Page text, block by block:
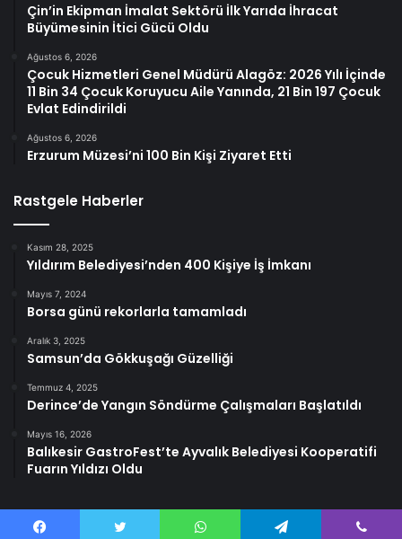
Çin’in Ekipman İmalat Sektörü İlk Yarıda İhracat
Büyümesinin İtici Gücü Oldu
Ağustos 6, 2026
Çocuk Hizmetleri Genel Müdürü Alagöz: 2026 Yılı İçinde
11 Bin 34 Çocuk Koruyucu Aile Yanında, 21 Bin 197 Çocuk
Evlat Edindirildi
Ağustos 6, 2026
Erzurum Müzesi’ni 100 Bin Kişi Ziyaret Etti
Rastgele Haberler
Kasım 28, 2025
Yıldırım Belediyesi’nden 400 Kişiye İş İmkanı
Mayıs 7, 2024
Borsa günü rekorlarla tamamladı
Aralık 3, 2025
Samsun’da Gökkuşağı Güzelliği
Temmuz 4, 2025
Derince’de Yangın Söndürme Çalışmaları Başlatıldı
Mayıs 16, 2026
Balıkesir GastroFest’te Ayvalık Belediyesi Kooperatifi
Fuarın Yıldızı Oldu